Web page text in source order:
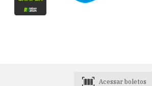
Acessar boletos